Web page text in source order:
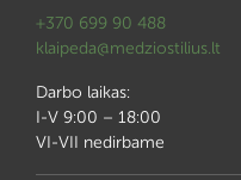
+370 699 90 488
klaipeda@medziostilius.lt
Darbo laikas:
I-V 9:00 – 18:00
VI-VII nedirbame